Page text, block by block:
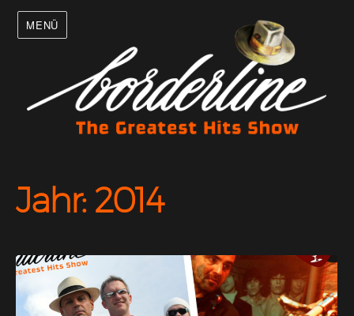
MENÜ
Jahr: 2014